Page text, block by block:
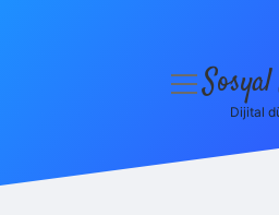
menüyü
Dijital